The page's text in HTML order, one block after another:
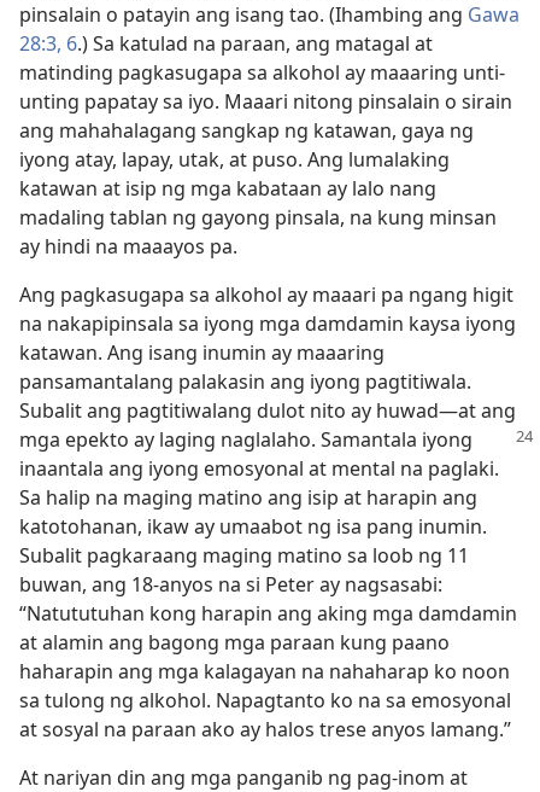
pinsalain o patayin ang isang tao. (Ihambing ang Gawa
28:3, 6.) Sa katulad na paraan, ang matagal at
matinding pagkasugapa sa alkohol ay maaaring unti-
unting papatay sa iyo. Maaari nitong pinsalain o sirain
ang mahahalagang sangkap ng katawan, gaya ng
iyong atay, lapay, utak, at puso. Ang lumalaking
katawan at isip ng mga kabataan ay lalo nang
madaling tablan ng gayong pinsala, na kung minsan
ay hindi na maaayos pa.
Ang pagkasugapa sa alkohol ay maaari pa ngang higit
na nakapipinsala sa iyong mga damdamin kaysa iyong
katawan. Ang isang inumin ay maaaring
pansamantalang palakasin ang iyong pagtitiwala.
Subalit ang pagtitiwalang dulot nito ay huwad​—at ang
mga epekto ay laging naglalaho. Samantala iyong
inaantala ang iyong emosyonal at mental na paglaki.
Sa halip na maging matino ang isip at harapin ang
katotohanan, ikaw ay umaabot ng isa pang inumin.
Subalit pagkaraang maging matino sa loob ng 11
buwan, ang 18-anyos na si Peter ay nagsasabi:
“Natututuhan kong harapin ang aking mga damdamin
at alamin ang bagong mga paraan kung paano
haharapin ang mga kalagayan na nahaharap ko noon
sa tulong ng alkohol. Napagtanto ko na sa emosyonal
at sosyal na paraan ako ay halos trese anyos lamang.”
At nariyan din ang mga panganib ng pag-inom at